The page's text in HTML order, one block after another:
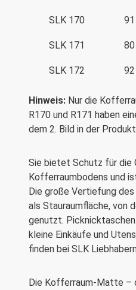
SLK 170
SLK 171
SLK 172
Hinweis: Nur die
R170 und R171 haben
dem 2. Bild in der
Sie bietet Schutz für die
Kofferraumbodens und
Die große Vertiefung
als Stauraumfläche, von
genutzt.
kleine Einkäufe und
finden bei SLK
Die Kofferraum-Matte –